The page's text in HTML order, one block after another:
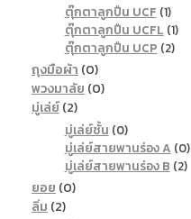
ตุ๊กตาลูกปืน UCF (1)
ตุ๊กตาลูกปืน UCFL (1)
ตุ๊กตาลูกปืน UCP (2)
ถุงมือผ้า (0)
พวงมาลัย (0)
มู่เล่ย์(2)
มู่เล่ย์ชั้น (0)
มู่เล่ย์สายพานร่อง A (0)
มู่เล่ย์สายพานร่อง B (2)
ยอย(0)
ลิ่ม(2)